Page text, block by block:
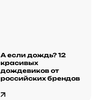
А если дождь? 12
красивых
дождевиков от
российских брендов